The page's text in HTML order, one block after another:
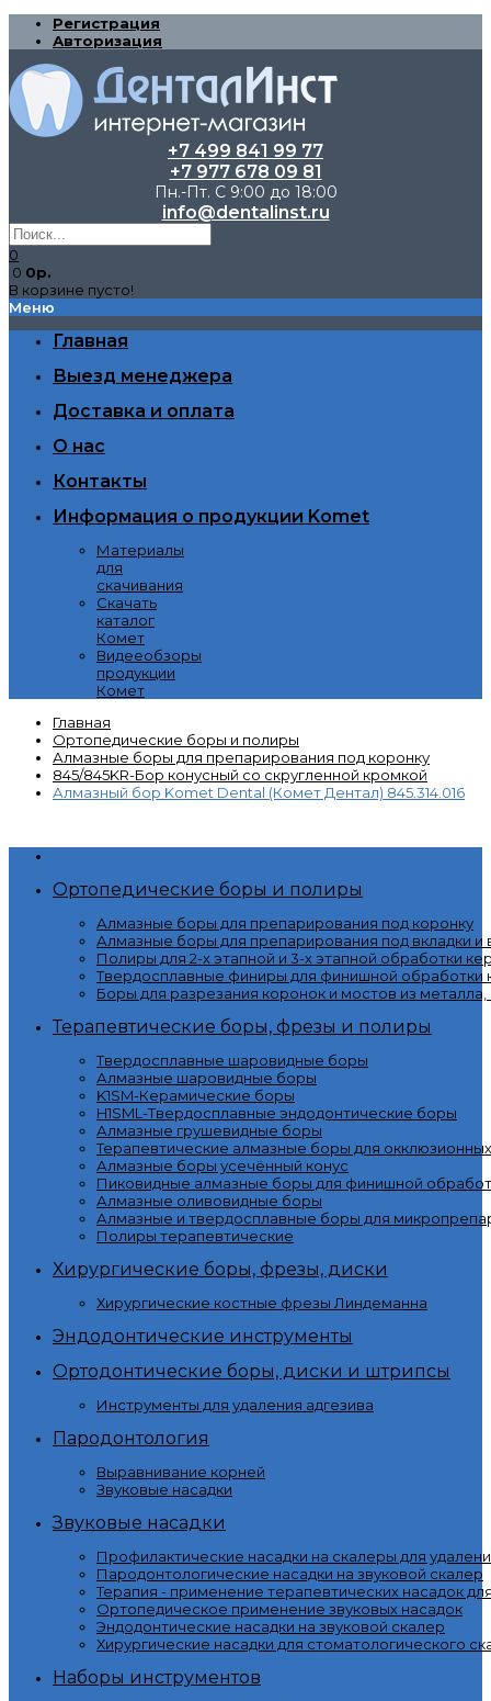
Регистрация
Авторизация
+7 499 841 99 77
+7 977 678 09 81
Пн.-Пт. С 9:00 до 18:00
info@dentalinst.ru
0
0 0р.
В корзине пусто!
Меню
Главная
Выезд менеджера
Доставка и оплата
О нас
Контакты
Информация о продукции Komet
Материалы
для
скачивания
Скачать
каталог
Комет
Видееобзоры
продукции
Комет
Главная
Ортопедические боры и полиры
Алмазные боры для препарирования под коронку
845/845KR-Бор конусный со скругленной кромкой
Алмазный бор Komet Dental (Комет Дентал) 845.314.016
Ортопедические боры и полиры
Алмазные боры для препарирования под коронку
Алмазные боры для препарирования под вкладки и
Полиры для 2-х этапной и 3-х этапной обработки
Твердосплавные финиры для финишной обработки
Боры для разрезания коронок и мостов из
Терапевтические боры, фрезы и полиры
Твердосплавные шаровидные боры
Алмазные шаровидные боры
K1SM-Керамические боры
H1SML-Твердосплавные эндодонтические боры
Алмазные грушевидные боры
Терапевтические алмазные боры для
Алмазные боры усечённый конус
Пиковидные алмазные боры для финишной
Алмазные оливовидные боры
Алмазные и твердосплавные боры для
Полиры терапевтические
Хирургические боры, фрезы, диски
Хирургические костные фрезы Линдеманна
Эндодонтические инструменты
Ортодонтические боры, диски и штрипсы
Инструменты для удаления адгезива
Пародонтология
Выравнивание корней
Звуковые насадки
Звуковые насадки
Профилактические насадки на скалеры для
Пародонтологические насадки на звуковой скалер
Терапия - применение терапевтических насадок
Ортопедическое применение звуковых насадок
Эндодонтические насадки на звуковой скалер
Хирургические насадки для стоматологического
Наборы инструментов